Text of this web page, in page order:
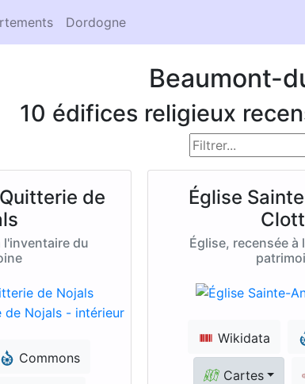
Dordogne
Beaumont-
10 édifices religieux
de
l'inventaire du
Commons
Église
Église, recensée à
Wikidata
Cartes